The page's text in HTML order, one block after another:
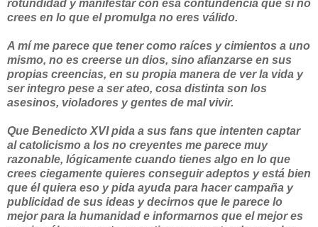
rotundidad y manifestar con esa contundencia que si no
crees en lo que el promulga no eres válido.
A mí me parece que tener como raíces y cimientos a uno
mismo, no es creerse un dios, sino afianzarse en sus
propias creencias, en su propia manera de ver la vida y
ser integro pese a ser ateo, cosa distinta son los
asesinos, violadores y gentes de mal vivir.
Que Benedicto XVI pida a sus fans que intenten captar
al catolicismo a los no creyentes me parece muy
razonable, lógicamente cuando tienes algo en lo que
crees ciegamente quieres conseguir adeptos y está bien
que él quiera eso y pida ayuda para hacer campaña y
publicidad de sus ideas y decirnos que le parece lo
mejor para la humanidad e informarnos que el mejor es